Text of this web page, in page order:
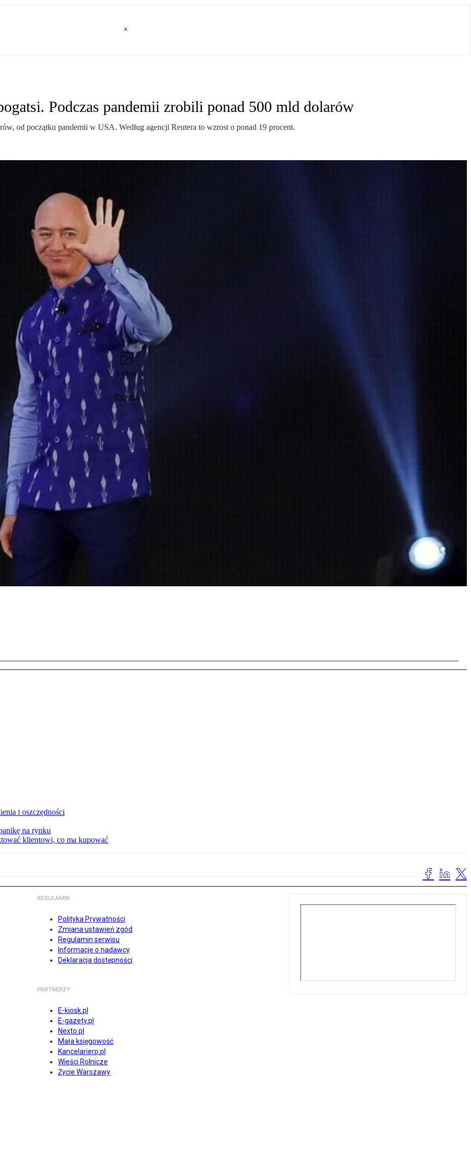
Podczas pandemii zrobili ponad 500 mld dolarów
od początku pandemii w USA. Według agencji Reutera to wzrost o ponad 19 procent.
6 zdjęć
Zobacz
i oszczędności
na rynku
klientowi, co ma kupować
REGULAMIN
Polityka Prywatności
Zmiana ustawień zgód
Regulamin serwisu
Informacje o nadawcy
Deklaracja dostępności
PARTNERZY
E-kiosk.pl
E-gazety.pl
Nexto.pl
Mała księgowość
Kancelarierp.pl
Wieści Rolnicze
Życie Warszawy